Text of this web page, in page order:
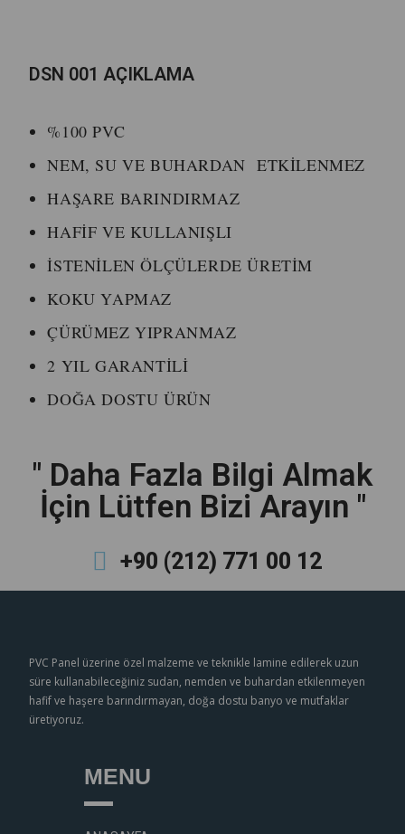
DSN 001 AÇIKLAMA
%100 PVC
NEM, SU VE BUHARDAN ETKİLENMEZ
HAŞARE BARINDIRMAZ
HAFİF VE KULLANIŞLI
İSTENİLEN ÖLÇÜLERDE ÜRETİM
KOKU YAPMAZ
ÇÜRÜMEZ YIPRANMAZ
2 YIL GARANTİLİ
DOĞA DOSTU ÜRÜN
" Daha Fazla Bilgi Almak
İçin Lütfen Bizi Arayın "
+90 (212) 771 00 12
PVC Panel üzerine özel malzeme ve teknikle lamine edilerek uzun
süre kullanabileceğiniz sudan, nemden ve buhardan etkilenmeyen
hafif ve haşere barındırmayan, doğa dostu banyo ve mutfaklar
üretiyoruz.
MENU